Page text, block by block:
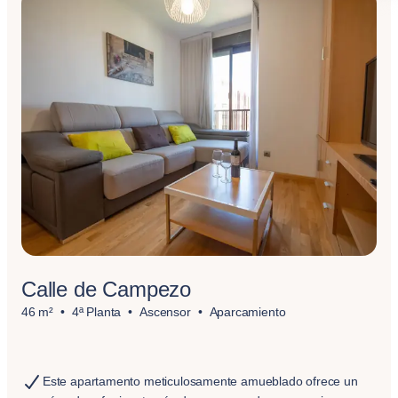
Calle de Campezo
46 m² 4ª Planta Ascensor Aparcamiento
Este apartamento meticulosamente amueblado ofrece un